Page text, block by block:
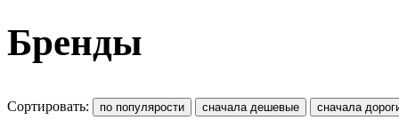
Бренды
Сортировать: